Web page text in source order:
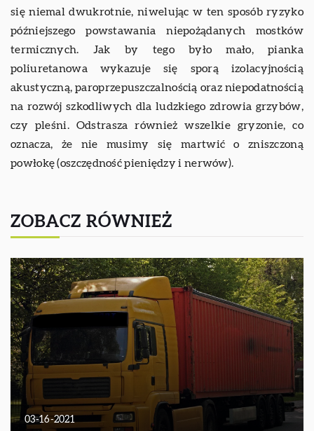
się niemal dwukrotnie, niwelując w ten sposób ryzyko
późniejszego powstawania niepożądanych mostków
termicznych. Jak by tego było mało, pianka
poliuretanowa wykazuje się sporą izolacyjnością
akustyczną, paroprzepuszczalnością oraz niepodatnością
na rozwój szkodliwych dla ludzkiego zdrowia grzybów,
czy pleśni. Odstrasza również wszelkie gryzonie, co
oznacza, że nie musimy się martwić o zniszczoną
powłokę (oszczędność pieniędzy i nerwów).
ZOBACZ RÓWNIEŻ
03-16-2021